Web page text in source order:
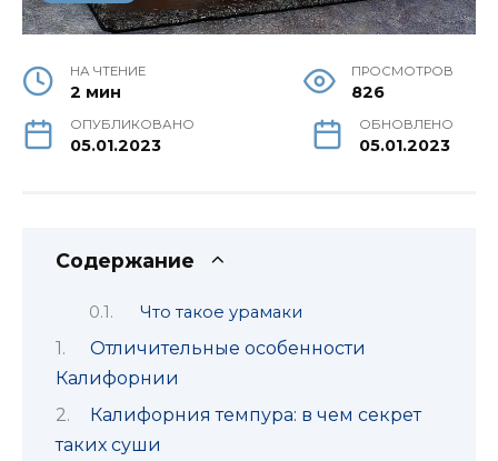
НА ЧТЕНИЕ
2 мин
ПРОСМОТРОВ
826
ОПУБЛИКОВАНО
05.01.2023
ОБНОВЛЕНО
05.01.2023
Содержание
Что такое урамаки
Отличительные особенности
Калифорнии
Калифорния темпура: в чем секрет
таких суши